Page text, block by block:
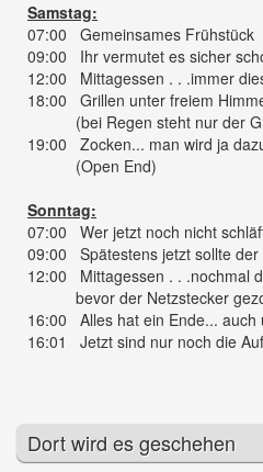
Samstag:
07:00 Gemeinsames Frühstück
09:00 Ihr vermutet es sicher
12:00 Mittagessen . . .immer
18:00 Grillen unter freiem
(bei Regen steht nur der
19:00 Zocken... man wird ja
(Open End)
Sonntag:
07:00 Wer jetzt noch nicht
09:00 Spätestens jetzt sollte der
12:00 Mittagessen . . .nochmal
bevor der Netzstecker
16:00 Alles hat ein Ende... auch
16:01 Jetzt sind nur noch die
Dort wird es geschehen